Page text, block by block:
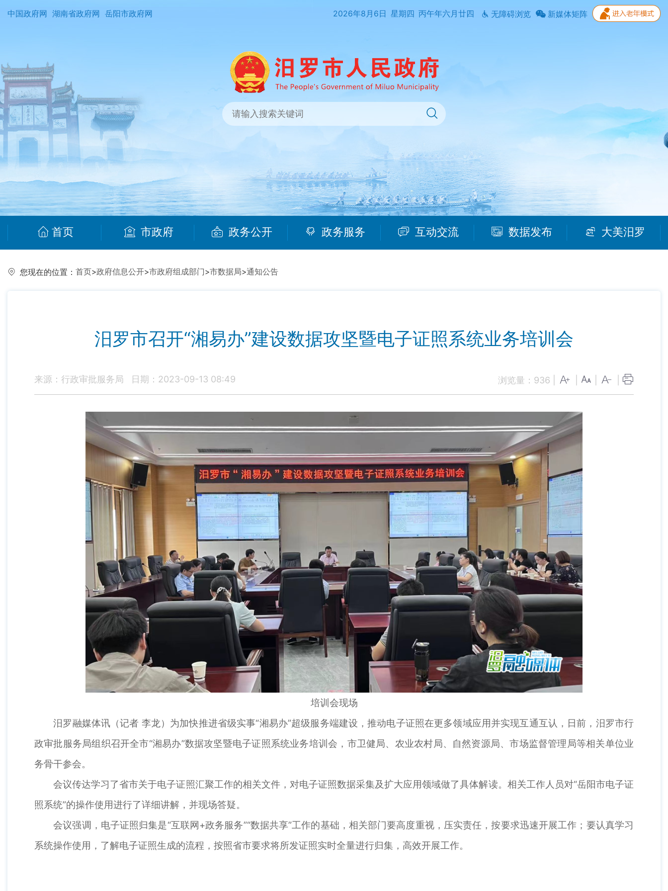
中国政府网 湖南省政府网 岳阳市政府网 2026年8月6日 星期四 丙午年六月廿四 无障碍浏览 新媒体矩阵
首页 市政府 政务公开 政务服务 互动交流 数据发布 大美汨罗
您现在的位置： 首页>政府信息公开>市政府组成部门>市数据局>通知公告
汨罗市召开“湘易办”建设数据攻坚暨电子证照系统业务培训会
来源：行政审批服务局 日期：2023-09-13 08:49 浏览量： 936
培训会现场
汨罗融媒体讯（记者 李龙）为加快推进省级实事“湘易办”超级服务端建设，推动电子证照在更多领域应用并实现互通互认，日前，汨罗市行
政审批服务局组织召开全市“湘易办”数据攻坚暨电子证照系统业务培训会，市卫健局、农业农村局、自然资源局、市场监督管理局等相关单位业
务骨干参会。
会议传达学习了省市关于电子证照汇聚工作的相关文件，对电子证照数据采集及扩大应用领域做了具体解读。相关工作人员对“岳阳市电子证
照系统”的操作使用进行了详细讲解，并现场答疑。
会议强调，电子证照归集是“互联网+政务服务”“数据共享”工作的基础，相关部门要高度重视，压实责任，按要求迅速开展工作；要认真学习
系统操作使用，了解电子证照生成的流程，按照省市要求将所发证照实时全量进行归集，高效开展工作。